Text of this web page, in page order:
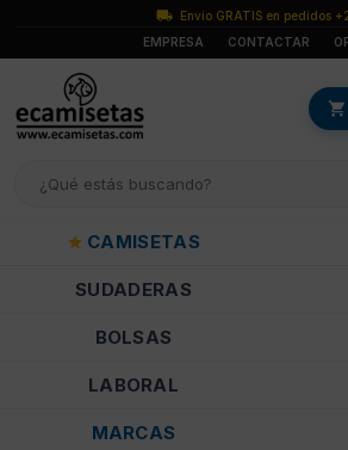
Envío GRATIS en pedidos
EMPRESA
CONTACTAR
CAMISETAS
SUDADERAS
BOLSAS
LABORAL
MARCAS